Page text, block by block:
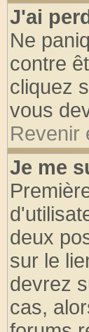
J'ai
Ne
contre
cliquez
vous
Revenir
Je me
deux
sur le
devrez
cas,